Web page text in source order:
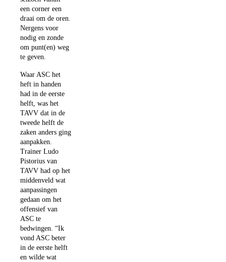
een corner een
draai om de oren.
Nergens voor
nodig en zonde
om punt(en) weg
te geven.
Waar ASC het
heft in handen
had in de eerste
helft, was het
TAVV dat in de
tweede helft de
zaken anders ging
aanpakken.
Trainer Ludo
Pistorius van
TAVV had op het
middenveld wat
aanpassingen
gedaan om het
offensief van
ASC te
bedwingen. “Ik
vond ASC beter
in de eerste helft
en wilde wat